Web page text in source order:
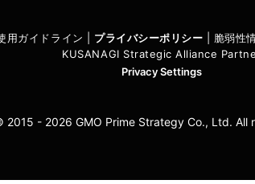
用ガイドライン プライバシーポリシー 脆弱性
KUSANAGI Strategic Alliance
Privacy Settings
2015 - 2026 GMO Prime Strategy Co., Ltd. All